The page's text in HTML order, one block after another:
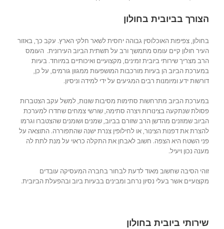
הצורך בביובית בחולון
בחולון, צפיפות האוכלוסין גבוהה יחסית לשאר חלקי הארץ. עקב כך, באזור
העיר חולון קיים עומס מתמשך ורב על תשתית הביוב העירונית. העומס
הרב מצריך שירותי ביובית זמינים, מקצועיים ואיכותיים במיוחד. בעיות
במערכת הביוב הן בעיות מורכבות המושפעות ממגוון גורמים, על כן,
דורשות ידע ומיומנות רבים המגיעים על ידי למידה וניסיון.
במערכת הביוב מתרחשות סתימות מסיבות שונות, למשל עקב הצטברות
פסולת שנתקעה בצינורות ויצרה סתימה, שורשי צמחים שחדרו למערכת
הביוב שמוזנים מהדשן הרב שזורם בביוב, שמנים ושומנים שהצטברו וגרמו
להצרת את דפנות הצינור, או לחילופין צנרת ישנה שהתפוררה. התוצאה על
פני השטח היא הצפה. חשוב לאבחן את התקלה כראוי על מנת לתת לה
מענה נכון ויעיל.
זוהי הסיבה שחשוב מאוד לדעת לבחור בחברה המעסיקה עובדים
מקצועיים אשר בעלי נסיון נרחב ומבינים בבעיות ביוב ובהפעלת הביובית.
שירותי ביובית בחולון